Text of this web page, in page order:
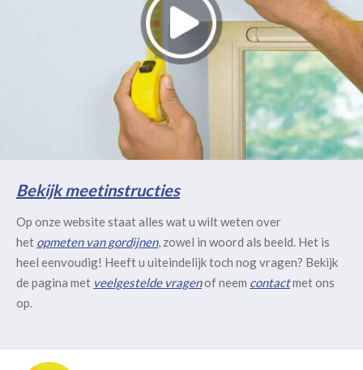
Bekijk meetinstructies
Op onze website staat alles wat u wilt weten over
het opmeten van gordijnen, zowel in woord als beeld. Het is
heel eenvoudig! Heeft u uiteindelijk toch nog vragen? Bekijk
de pagina met veelgestelde vragenof neem contactmet ons
op.